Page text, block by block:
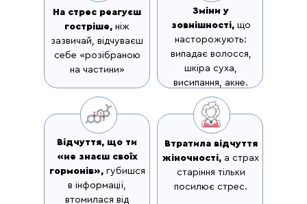
Відчуття, що ти
«не знаєш своїх
гормонів»,губишся
в інформації,
втомилася від
Зміни у
зовнішності,що
насторожують:
випадає волосся,
шкіра суха,
висипання, акне.
На стрес реагуєш
гостріше, ніж
зазвичай, відчуваєш
себе «розібраною
на частини»
Втратила відчуття
жіночності, а страх
старіння тільки
посилює стрес.